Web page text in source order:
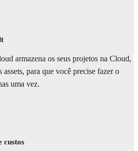
armazena os seus projetos na Cloud,
para que você precise fazer o
uma vez.
custos